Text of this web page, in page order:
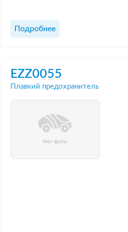
Подробнее
EZZ0055
Плавкий предохранитель